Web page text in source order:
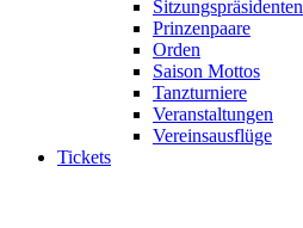
Sitzungspräsidenten
Prinzenpaare
Orden
Saison Mottos
Tanzturniere
Veranstaltungen
Vereinsausflüge
Tickets